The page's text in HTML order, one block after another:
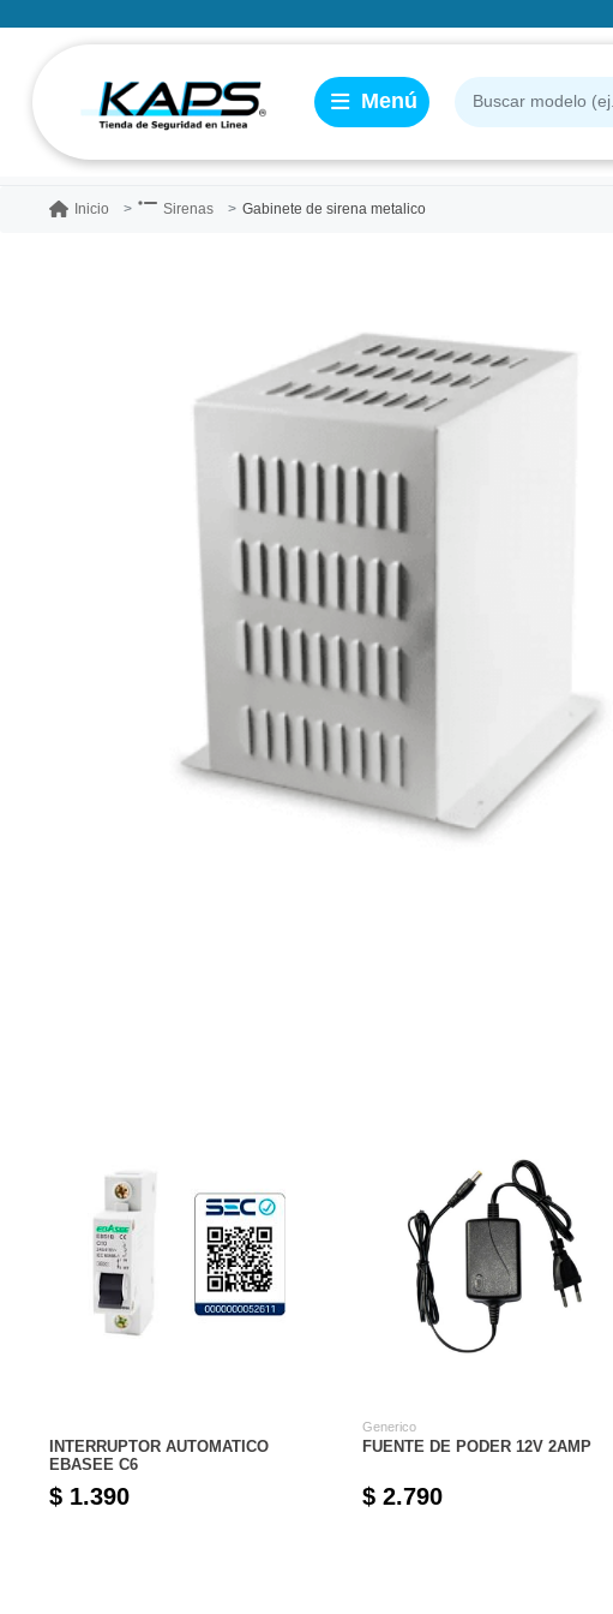
Inicio Sirenas Gabinete de sirena metalico
INTERRUPTOR AUTOMATICO
EBASEE C6
$ 1.390
Generico
FUENTE DE PODER 12V 2AMP
$ 2.790